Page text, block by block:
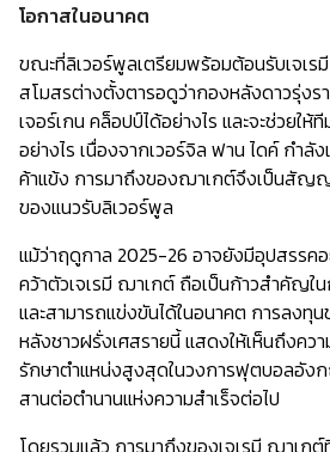
โอกาสในอนาคต
ขณะที่ลิเวอร์พูลเตรียมพร้อมต้อนรับเจเ
สโมสรต่างตั้งตารอดูว่ากองหลังดาวรุ่งร
เจอร์เกน คล็อปป์ได้อย่างไร และจะช่วยให้
อย่างไร เนื่องจากเวอร์จิล ฟาน ไดค์ กำลั
ค้าแข้ง การมาถึงของฌาเกต์จึงเป็นสั
ของแนวรับลิเวอร์พูล
แม้ว่าฤดูกาล 2025-26 อาจยังมีอุปสรร
คว้าตัวเจเรมี ฌาเกต์ ถือเป็นก้าวสำคัญใ
และสามารถแข่งขันได้ในอนาคต การลงทุ
หลังชาวฝรั่งเศสรายนี้ แสดงให้เห็นถึงคว
รักษาตำแหน่งสูงสุดในวงการฟุตบอลอัง
สานต่อตำนานแห่งความสำเร็จต่อไป
โดยรวมแล้ว การมาถึงของเจเรมี ฌาเก